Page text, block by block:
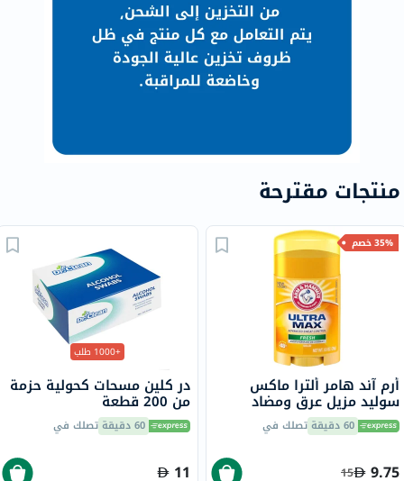
منتجات مقترحة
35% خصم
أرم آند هامر ألترا ماكس
سوليد مزيل عرق ومضاد
للتعرق يدوم 48 ساعة، برائحة
منعشة، 28 جرام
60 دقيقة تصلك في
9.75
15
+1000 طلب
در كلين مسحات كحولية حزمة
من 200 قطعة
60 دقيقة تصلك في
11